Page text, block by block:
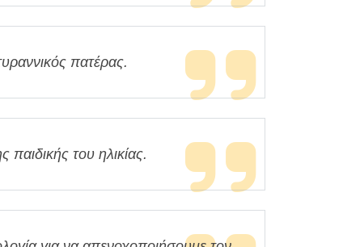
πατέρας.
του ηλικίας.